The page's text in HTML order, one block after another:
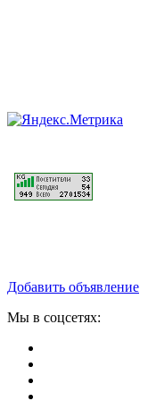
Добавить объявление
Мы в соцсетях: